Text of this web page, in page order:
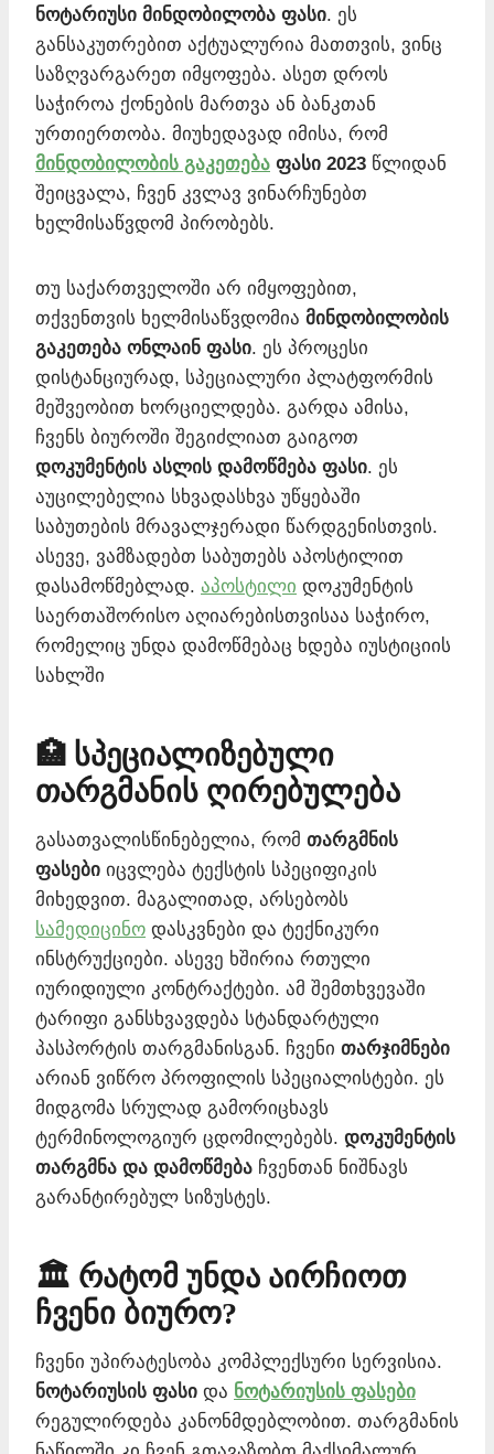
ნოტარიუსი მინდობილობა ფასი. ეს
განსაკუთრებით აქტუალურია მათთვის, ვინც
საზღვარგარეთ იმყოფება. ასეთ დროს
საჭიროა ქონების მართვა ან ბანკთან
ურთიერთობა. მიუხედავად იმისა, რომ
მინდობილობის გაკეთება ფასი 2023 წლიდან
შეიცვალა, ჩვენ კვლავ ვინარჩუნებთ
ხელმისაწვდომ პირობებს.
თუ საქართველოში არ იმყოფებით,
თქვენთვის ხელმისაწვდომია მინდობილობის
გაკეთება ონლაინ ფასი. ეს პროცესი
დისტანციურად, სპეციალური პლატფორმის
მეშვეობით ხორციელდება. გარდა ამისა,
ჩვენს ბიუროში შეგიძლიათ გაიგოთ
დოკუმენტის ასლის დამოწმება ფასი. ეს
აუცილებელია სხვადასხვა უწყებაში
საბუთების მრავალჯერადი წარდგენისთვის.
ასევე, ვამზადებთ საბუთებს აპოსტილით
დასამოწმებლად. აპოსტილი დოკუმენტის
საერთაშორისო აღიარებისთვისაა საჭირო,
რომელიც უნდა დამოწმებაც ხდება იუსტიციის
სახლში
🏥 სპეციალიზებული
თარგმანის ღირებულება
გასათვალისწინებელია, რომ თარგმნის
ფასები იცვლება ტექსტის სპეციფიკის
მიხედვით. მაგალითად, არსებობს
სამედიცინო დასკვნები და ტექნიკური
ინსტრუქციები. ასევე ხშირია რთული
იურიდიული კონტრაქტები. ამ შემთხვევაში
ტარიფი განსხვავდება სტანდარტული
პასპორტის თარგმანისგან. ჩვენი თარჯიმნები
არიან ვიწრო პროფილის სპეციალისტები. ეს
მიდგომა სრულად გამორიცხავს
ტერმინოლოგიურ ცდომილებებს. დოკუმენტის
თარგმნა და დამოწმება ჩვენთან ნიშნავს
გარანტირებულ სიზუსტეს.
🏛️ რატომ უნდა აირჩიოთ
ჩვენი ბიურო?
ჩვენი უპირატესობა კომპლექსური სერვისია.
ნოტარიუსის ფასი და ნოტარიუსის ფასები
რეგულირდება კანონმდებლობით. თარგმანის